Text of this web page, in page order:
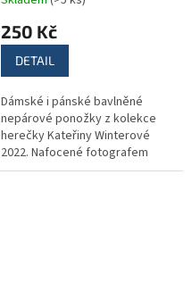
250 Kč
DETAIL
Dámské i pánské bavlněné
nepárové ponožky z kolekce
herečky Kateřiny Winterové
2022. Nafocené fotografem
Janem Hrdým - na podporu